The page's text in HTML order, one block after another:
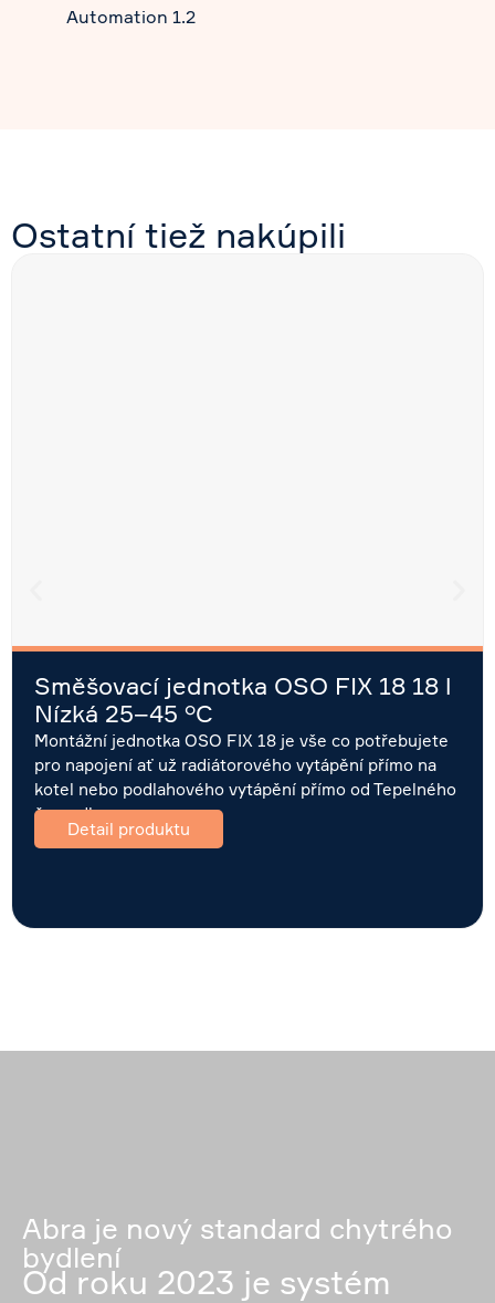
Automation 1.2
Ostatní tiež nakúpili
Směšovací jednotka OSO FIX 18 18 l
Nízká 25–45 °C
Montážní jednotka OSO FIX 18 je vše co potřebujete
pro napojení ať už radiátorového vytápění přímo na
kotel nebo podlahového vytápění přímo od Tepelného
čerpadla….
Detail produktu
Abra je nový standard chytrého
bydlení
Od roku 2023 je systém